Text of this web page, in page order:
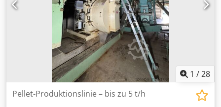
1 /28
Pellet-Produktionslinie – bis zu 5 t/h